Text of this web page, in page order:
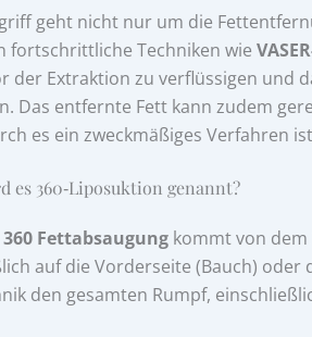
geht nicht nur um die
fortschrittliche Techniken wie
der Extraktion zu verflüssigen und
Das entfernte Fett kann zudem
es ein zweckmäßiges Verfahren
es 360‑Liposuktion genannt?
360 Fettabsaugung kommt von
auf die Vorderseite (Bauch)
den gesamten Rumpf,